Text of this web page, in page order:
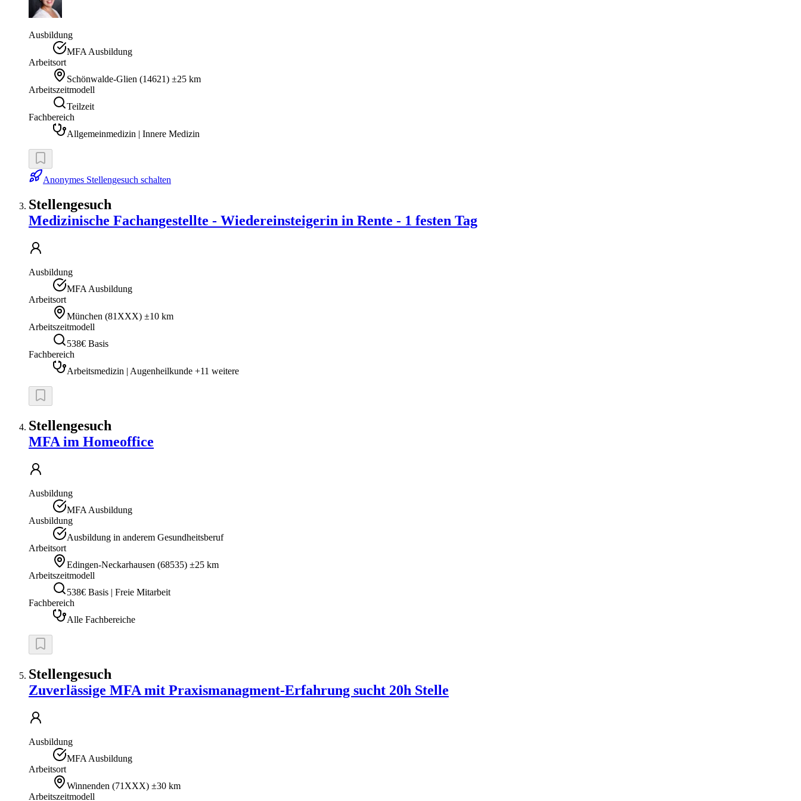
Ausbildung
MFA Ausbildung
Arbeitsort
Schönwalde-Glien (14621) ±25 km
Arbeitszeitmodell
Teilzeit
Fachbereich
Allgemeinmedizin | Innere Medizin
Anonymes Stellengesuch schalten
Stellengesuch
Medizinische Fachangestellte - Wiedereinsteigerin in Rente - 1 festen Tag
Ausbildung
MFA Ausbildung
Arbeitsort
München (81XXX) ±10 km
Arbeitszeitmodell
538€ Basis
Fachbereich
Arbeitsmedizin | Augenheilkunde +11 weitere
Stellengesuch
MFA im Homeoffice
Ausbildung
MFA Ausbildung
Ausbildung
Ausbildung in anderem Gesundheitsberuf
Arbeitsort
Edingen-Neckarhausen (68535) ±25 km
Arbeitszeitmodell
538€ Basis | Freie Mitarbeit
Fachbereich
Alle Fachbereiche
Stellengesuch
Zuverlässige MFA mit Praxismanagment-Erfahrung sucht 20h Stelle
Ausbildung
MFA Ausbildung
Arbeitsort
Winnenden (71XXX) ±30 km
Arbeitszeitmodell